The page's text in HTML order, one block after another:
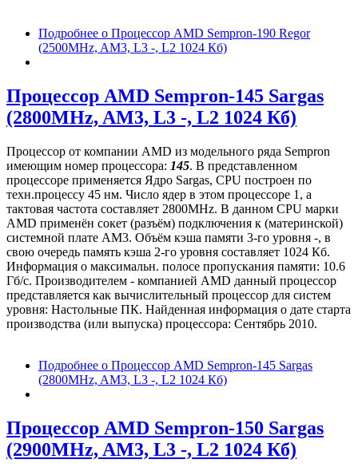
Подробнее о Процессор AMD Sempron-190 Regor
(2500MHz, AM3, L3 -, L2 1024 Кб)
Процессор AMD Sempron-145 Sargas
(2800MHz, AM3, L3 -, L2 1024 Кб)
Процессор от компании AMD из модельного ряда Sempron
имеющим номер процессора: 145. В представленном
процессоре применяется Ядро Sargas, CPU построен по
техн.процессу 45 нм. Число ядер в этом процессоре 1, а
тактовая частота составляет 2800MHz. В данном CPU марки
AMD применён сокет (разъём) подключения к (материнской)
системной плате AM3. Объём кэша памяти 3-го уровня -, в
свою очередь память кэша 2-го уровня составляет 1024 Кб.
Информация о максимальн. полосе пропускания памяти: 10.6
Гб/с. Производителем - компанией AMD данный процессор
представляется как вычислительный процессор для систем
уровня: Настольные ПК. Найденная информация о дате старта
производства (или выпуска) процессора: Сентябрь 2010.
Подробнее о Процессор AMD Sempron-145 Sargas
(2800MHz, AM3, L3 -, L2 1024 Кб)
Процессор AMD Sempron-150 Sargas
(2900MHz, AM3, L3 -, L2 1024 Кб)